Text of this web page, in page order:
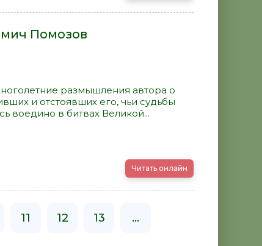
Помозов
размышления автора о
и отстоявших его, чьи судьбы
воедино в битвах Великой...
Читать онлайн
11 12 13 ...